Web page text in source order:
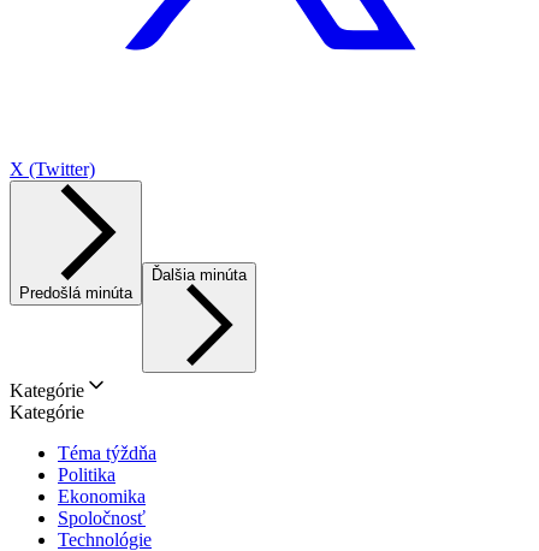
X (Twitter)
Predošlá minúta
Ďalšia minúta
Kategórie
Kategórie
Téma týždňa
Politika
Ekonomika
Spoločnosť
Technológie